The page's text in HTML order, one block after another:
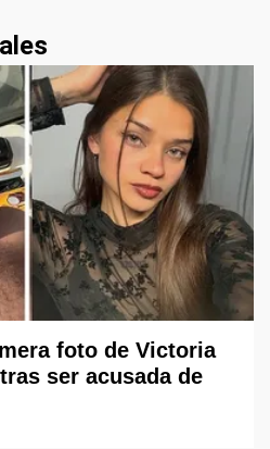
foto de Victoria
ser acusada de